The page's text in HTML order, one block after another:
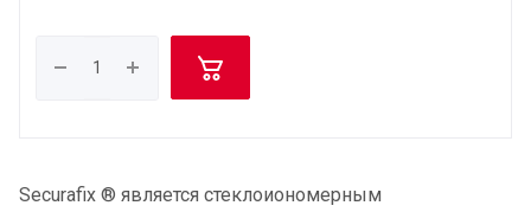
Securafix ® является стеклоиономерным